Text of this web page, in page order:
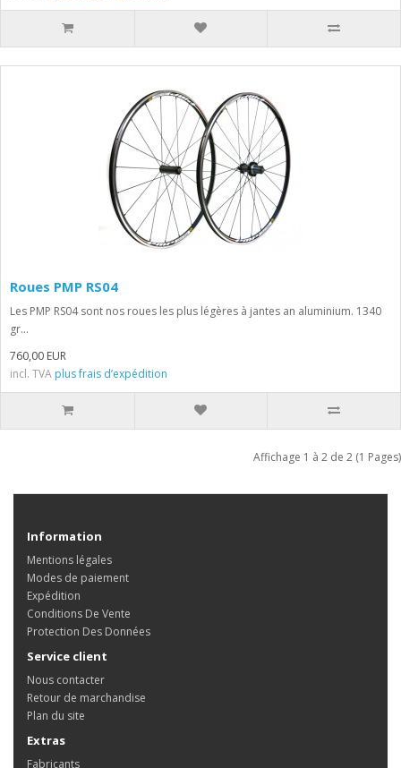
Roues PMP RS04
Les PMP RS04 sont nos roues les plus légères à jantes an aluminium. 1340
gr...
760,00 EUR
incl. TVA plus frais d’expédition
Affichage 1 à 2 de 2 (1 Pages)
Information
Mentions légales
Modes de paiement
Expédition
Conditions De Vente
Protection Des Données
Service client
Nous contacter
Retour de marchandise
Plan du site
Extras
Fabricants